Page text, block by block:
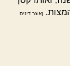
[אוצר דינים